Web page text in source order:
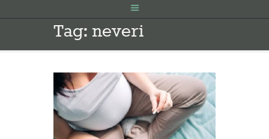
Tag: neveri
FILLIMI
PARA SHTATËZANIE
VITI I PARË
KONTAKT